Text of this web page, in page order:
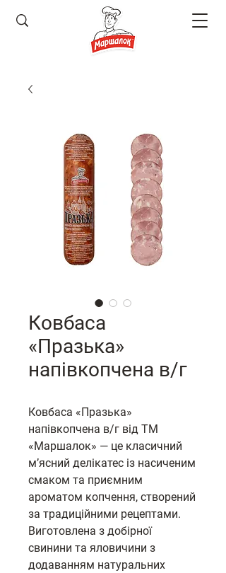
Ковбаса
«Празька»
напівкопчена в/г
Ковбаса «Празька»
напівкопчена в/г від ТМ
«Маршалок» — це класичний
м’ясний делікатес із насиченим
смаком та приємним
ароматом копчення, створений
за традиційними рецептами.
Виготовлена з добірної
свинини та яловичини з
додаванням натуральних